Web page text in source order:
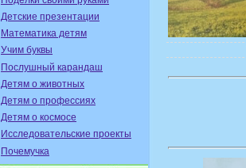
Детские презентации
Математика детям
Учим буквы
Послушный карандаш
Детям о животных
Детям о профессиях
Детям о космосе
Исследовательские проекты
Почемучка